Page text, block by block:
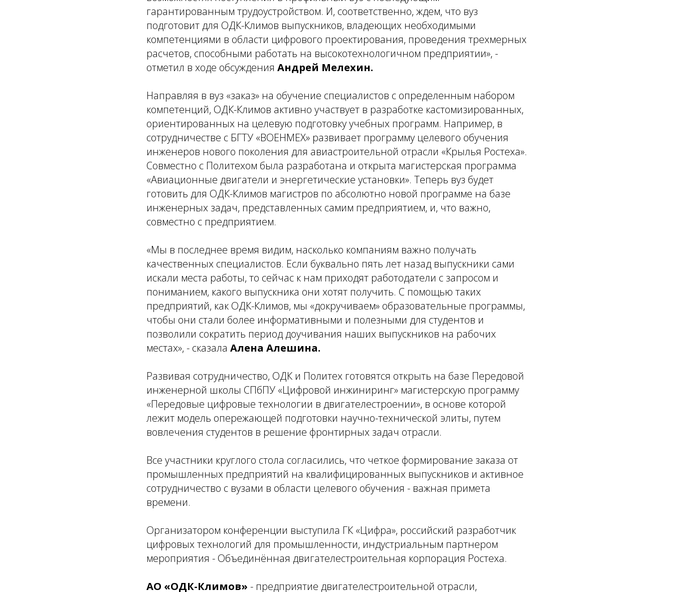
гарантированным трудоустройством. И, соответственно, ждем, что вуз
подготовит для ОДК-Климов выпускников, владеющих необходимыми
компетенциями в области цифрового проектирования, проведения трехмерных
расчетов, способными работать на высокотехнологичном предприятии», -
отметил в ходе обсуждения Андрей Мелехин.
Направляя в вуз «заказ» на обучение специалистов с определенным набором
компетенций, ОДК-Климов активно участвует в разработке кастомизированных,
ориентированных на целевую подготовку учебных программ. Например, в
сотрудничестве с БГТУ «ВОЕНМЕХ» развивает программу целевого обучения
инженеров нового поколения для авиастроительной отрасли «Крылья Ростеха».
Совместно с Политехом была разработана и открыта магистерская программа
«Авиационные двигатели и энергетические установки». Теперь вуз будет
готовить для ОДК-Климов магистров по абсолютно новой программе на базе
инженерных задач, представленных самим предприятием, и, что важно,
совместно с предприятием.
«Мы в последнее время видим, насколько компаниям важно получать
качественных специалистов. Если буквально пять лет назад выпускники сами
искали места работы, то сейчас к нам приходят работодатели с запросом и
пониманием, какого выпускника они хотят получить. С помощью таких
предприятий, как ОДК-Климов, мы «докручиваем» образовательные программы,
чтобы они стали более информативными и полезными для студентов и
позволили сократить период доучивания наших выпускников на рабочих
местах», - сказала Алена Алешина.
Развивая сотрудничество, ОДК и Политех готовятся открыть на базе Передовой
инженерной школы СПбПУ «Цифровой инжиниринг» магистерскую программу
«Передовые цифровые технологии в двигателестроении», в основе которой
лежит модель опережающей подготовки научно-технической элиты, путем
вовлечения студентов в решение фронтирных задач отрасли.
Все участники круглого стола согласились, что четкое формирование заказа от
промышленных предприятий на квалифицированных выпускников и активное
сотрудничество с вузами в области целевого обучения - важная примета
времени.
Организатором конференции выступила ГК «Цифра», российский разработчик
цифровых технологий для промышленности, индустриальным партнером
мероприятия - Объединённая двигателестроительная корпорация Ростеха.
АО «ОДК-Климов» - предприятие двигателестроительной отрасли,